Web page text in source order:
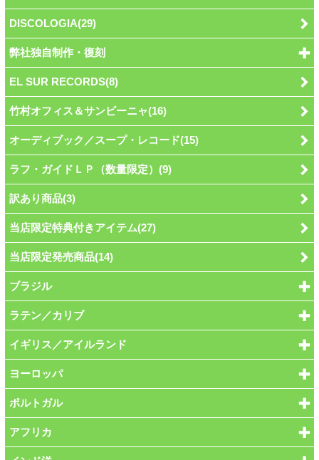
DISCOLOGIA(29)
弊社独自制作・復刻
EL SUR RECORDS(8)
竹村オフィス＆サンビーニャ(16)
オーディブック／スープ・レコード(15)
ラフ・ガイドＬＰ（数量限定）(9)
訳あり商品(3)
当店限定特典付きアイテム(27)
当店限定発売商品(14)
ブラジル
ラテン／カリブ
イギリス／アイルランド
ヨーロッパ
ポルトガル
アフリカ